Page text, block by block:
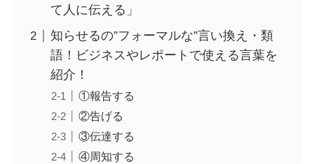
て人に伝える」
知らせるの”フォーマルな”言い換え・類
語！ビジネスやレポートで使える言葉を
紹介！
①報告する
②告げる
③伝達する
④周知する